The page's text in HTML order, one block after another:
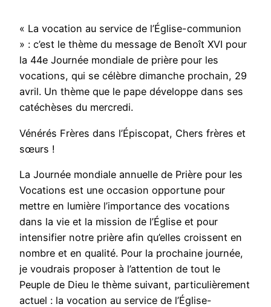
« La vocation au service de l’Église-communion
» : c’est le thème du message de Benoît XVI pour
la 44e Journée mondiale de prière pour les
vocations, qui se célèbre dimanche prochain, 29
avril. Un thème que le pape développe dans ses
catéchèses du mercredi.
Vénérés Frères dans l’Épiscopat, Chers frères et
sœurs !
La Journée mondiale annuelle de Prière pour les
Vocations est une occasion opportune pour
mettre en lumière l’importance des vocations
dans la vie et la mission de l’Église et pour
intensifier notre prière afin qu’elles croissent en
nombre et en qualité. Pour la prochaine journée,
je voudrais proposer à l’attention de tout le
Peuple de Dieu le thème suivant, particulièrement
actuel : la vocation au service de l’Église-